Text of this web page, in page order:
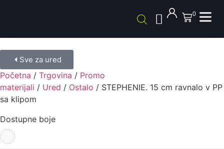
0
Sve za ured
Početna / Trgovina / Promo
materijali / Ured / Ostalo / STEPHENIE. 15 cm ravnalo v PP
sa klipom
Dostupne boje